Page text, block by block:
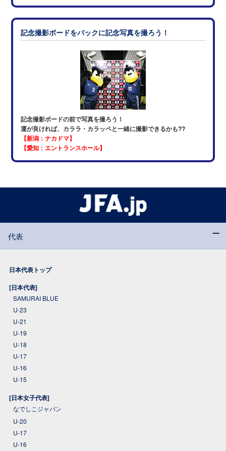
記念撮影ボードをバックに記念写真を撮ろう！
記念撮影ボードの前で写真を撮ろう！
運が良ければ、カララ・カラッペと一緒に撮影できるかも??
【新潟：ナカドマ】
【愛知：エントランスホール】
代表
日本代表トップ
[日本代表]
SAMURAI BLUE
U-23
U-21
U-19
U-18
U-17
U-16
U-15
[日本女子代表]
なでしこジャパン
U-20
U-17
U-16